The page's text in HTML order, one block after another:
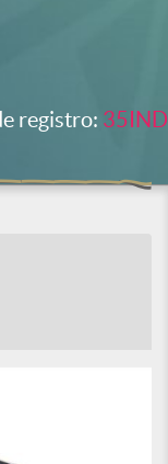
registro: 35IND